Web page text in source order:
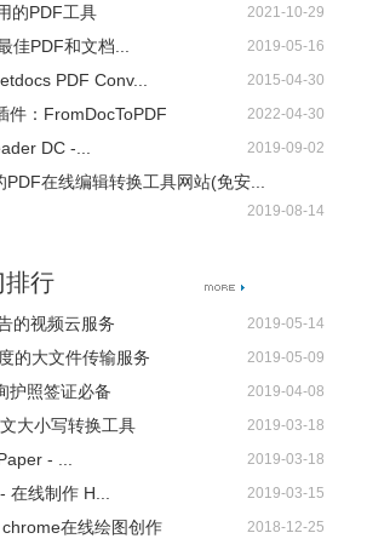
的PDF工具 2021-10-29
佳PDF和文档... 2019-05-16
PDF Conv... 2015-04-30
件：FromDocToPDF 2022-04-30
DC -... 2019-09-02
在线编辑转换工具网站(免安...
2019-08-14
排行
的视频云服务 2019-05-14
的大文件传输服务 2019-05-09
护照签证必备 2019-04-08
大小写转换工具 2019-03-18
- ... 2019-03-18
线制作 H... 2019-03-15
在线绘图创作 2018-12-25